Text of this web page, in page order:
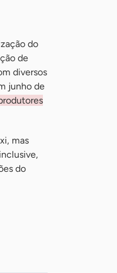
do
de
diversos
junho de
mas
do